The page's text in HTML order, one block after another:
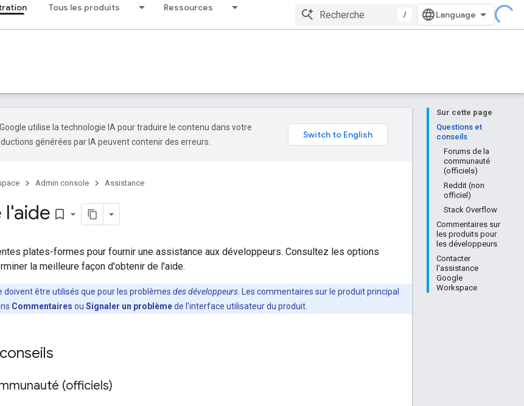
Tous les produits Ressources
/
Sur cette page
Questions et
conseils
Forums de la
communauté
(officiels)
Reddit (non
officiel)
Stack Overflow
Commentaires sur
les produits pour
les développeurs
Contacter
l'assistance
Google
Workspace
Google utilise la technologie IA pour traduire le contenu dans votre
générées par IA peuvent contenir des erreurs.
Admin console Assistance
bookmark_border
plates-formes pour fournir une assistance aux développeurs. Consultez les options
la meilleure façon d'obtenir de l'aide.
doivent être utilisés que pour les problèmes des développeurs . Les commentaires sur le produit principal
Commentaires ou Signaler un problèmede l'interface utilisateur du produit.
(officiels)